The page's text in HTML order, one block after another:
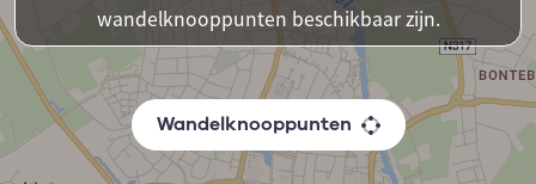
wandelknooppunten beschikbaar zijn.
Wandelknooppunten